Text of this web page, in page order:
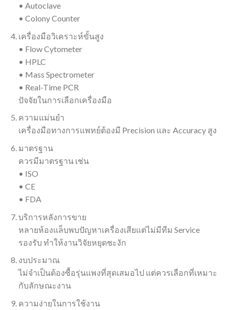
• Autoclave
• Colony Counter
เครื่องมือวิเคราะห์ขั้นสูง
• Flow Cytometer
• HPLC
• Mass Spectrometer
• Real-Time PCR
ปัจจัยในการเลือกเครื่องมือ
ความแม่นยำ
เครื่องมือทางการแพทย์ต้องมี Precision และ Accuracy สูง
มาตรฐาน
ควรมีมาตรฐาน เช่น
• ISO
• CE
• FDA
บริการหลังการขาย
หลายห้องแล็บพบปัญหาเครื่องเสียแต่ไม่มีทีม Service
รองรับ ทำให้งานวิจัยหยุดชะงัก
งบประมาณ
ไม่จำเป็นต้องซื้อรุ่นแพงที่สุดเสมอไป แต่ควรเลือกที่เหมาะ
กับลักษณะงาน
ความง่ายในการใช้งาน